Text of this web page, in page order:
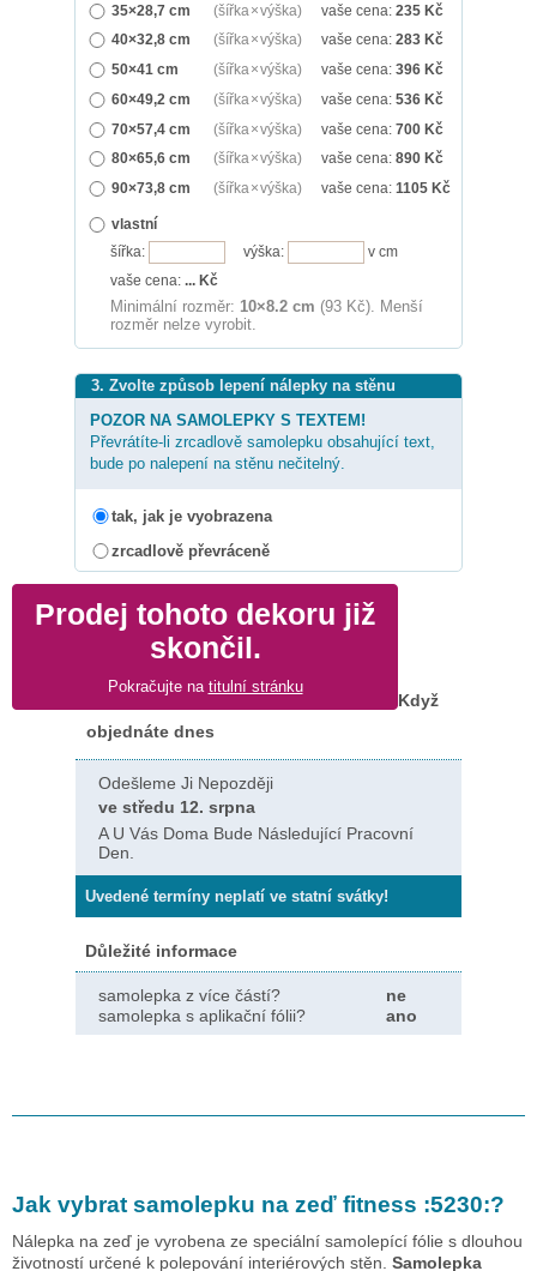
35×28,7 cm
(šířka × výška) vaše cena: 235 Kč
40×32,8 cm
(šířka × výška) vaše cena: 283 Kč
50×41 cm
(šířka × výška) vaše cena: 396 Kč
60×49,2 cm
(šířka × výška) vaše cena: 536 Kč
70×57,4 cm
(šířka × výška) vaše cena: 700 Kč
80×65,6 cm
(šířka × výška) vaše cena: 890 Kč
90×73,8 cm
(šířka × výška) vaše cena: 1105 Kč
vlastní
šířka:
výška:
v cm
vaše cena:
Kč
Minimální rozměr: 10×8.2 cm (93 Kč). Menší
rozměr nelze vyrobit.
3. Zvolte způsob lepení nálepky na stěnu
POZOR NA SAMOLEPKY S TEXTEM!
Převrátíte-li zrcadlově samolepku obsahující text,
bude po nalepení na stěnu nečitelný.
tak, jak je vyobrazena
zrcadlově převráceně
Prodej tohoto dekoru již
skončil.
Pokračujte na titulní stránku
Když
objednáte dnes
Odešleme Ji Nepozději
ve středu 12. srpna
A U Vás Doma Bude Následující Pracovní
Den.
Uvedené termíny neplatí ve statní svátky!
Důležité informace
samolepka z více částí?
ne
samolepka s aplikační fólii?
ano
Jak vybrat samolepku na zeď fitness :5230:?
Nálepka na zeď je vyrobena ze speciální samolepící fólie s dlouhou
životností určené k polepování interiérových stěn. Samolepka